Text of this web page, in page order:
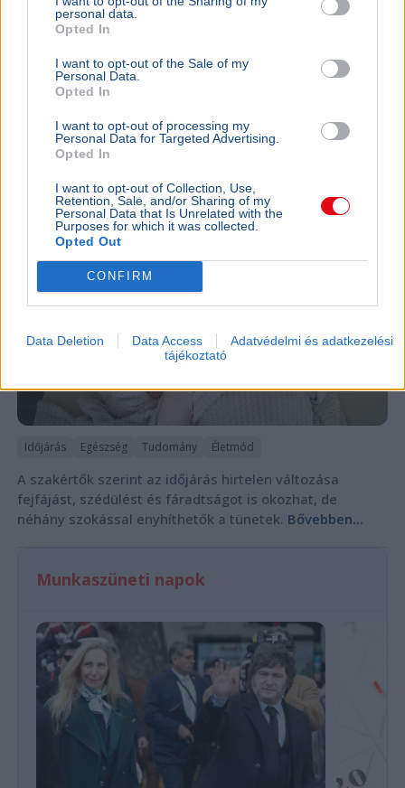
personal data.
Opted In
I want to opt-out of the Sale of my
Personal Data.
Opted In
I want to opt-out of processing my
Personal Data for Targeted Advertising.
Opted In
I want to opt-out of Collection, Use,
Retention, Sale, and/or Sharing of my
Personal Data that Is Unrelated with the
Purposes for which it was collected.
Opted Out
CONFIRM
Data Deletion Data Access
Adatvédelmi és adatkezelési
tájékoztató
Oroszi Beatrix országos tisztifőorvos figyelmeztet, hogy
az állatgyógyászati féreghajtók emberi
tudományosan megalapozatlan. Bővebben...
Fejfájás és fáradtság: szakértők szerint az
időjárás állhat a tünetek mögött
Időjárás Egészség Tudomány Életmód
A szakértők szerint az időjárás hirtelen változása
fejfájást, szédülést és fáradtságot is okozhat, de
néhány szokással enyhíthetők a tünetek. Bővebben...
Munkaszüneti napok